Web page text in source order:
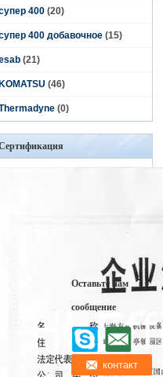
400 (20)
400 добавочное (15)
(21)
KOMATSU (46)
(0)
Оставьте нам
сообщение